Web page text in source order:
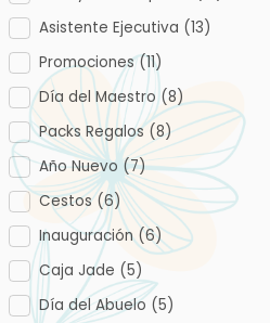
Asistente Ejecutiva (13)
Promociones(11)
Día del Maestro(8)
Packs Regalos(8)
Año Nuevo (7)
Cestos(6)
Inauguración(6)
Caja Jade (5)
Día del Abuelo (5)